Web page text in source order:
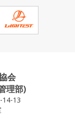
会
理部)
14-13